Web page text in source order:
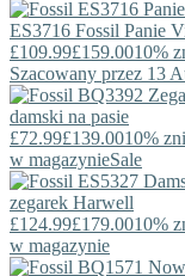
ES3716 Fossil Panie
£109.99£159.0010%
Szacowany przez 13
damski na pasie
£72.99£139.0010%
w magazynieSale
zegarek Harwell
£124.99£179.0010%
w magazynie